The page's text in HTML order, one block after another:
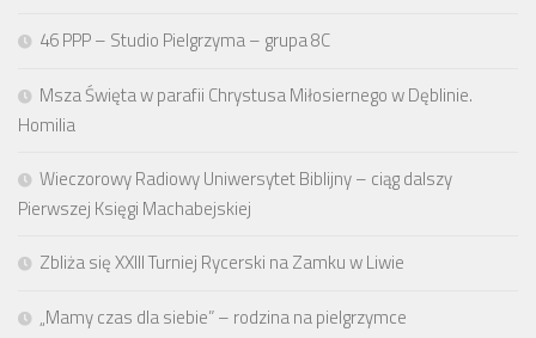
46 PPP – Studio Pielgrzyma – grupa 8C
Msza Święta w parafii Chrystusa Miłosiernego w Dęblinie.
Homilia
Wieczorowy Radiowy Uniwersytet Biblijny – ciąg dalszy
Pierwszej Księgi Machabejskiej
Zbliża się XXIII Turniej Rycerski na Zamku w Liwie
„Mamy czas dla siebie” – rodzina na pielgrzymce